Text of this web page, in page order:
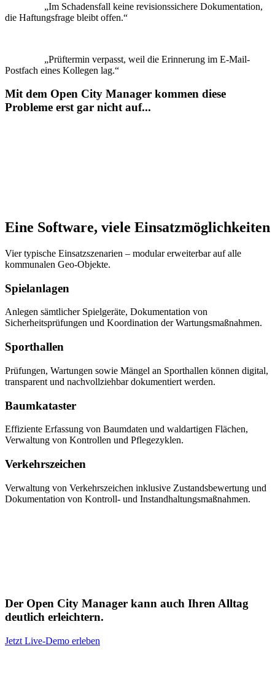
Im Schadensfall keine revisionssichere Dokumentation,
die Haftungsfrage bleibt offen.
Prüftermin verpasst, weil die Erinnerung im E-Mail-
Postfach eines Kollegen lag.
Mit dem Open City Manager kommen diese
Probleme erst gar nicht auf...
Eine Software, viele Einsatzmöglichkeiten
Vier typische Einsatzszenarien – modular erweiterbar auf alle
kommunalen Geo-Objekte.
Spielanlagen
Anlegen sämtlicher Spielgeräte, Dokumentation von
Sicherheitsprüfungen und Koordination der Wartungsmaßnahmen.
Sporthallen
Prüfungen, Wartungen sowie Mängel an Sporthallen können digital,
transparent und nachvollziehbar dokumentiert werden.
Baumkataster
Effiziente Erfassung von Baumdaten und waldartigen Flächen,
Verwaltung von Kontrollen und Pflegezyklen.
Verkehrszeichen
Verwaltung von Verkehrszeichen inklusive Zustandsbewertung und
Dokumentation von Kontroll- und Instandhaltungsmaßnahmen.
Der Open City Manager kann auch Ihren Alltag
deutlich erleichtern.
Jetzt Live-Demo erleben